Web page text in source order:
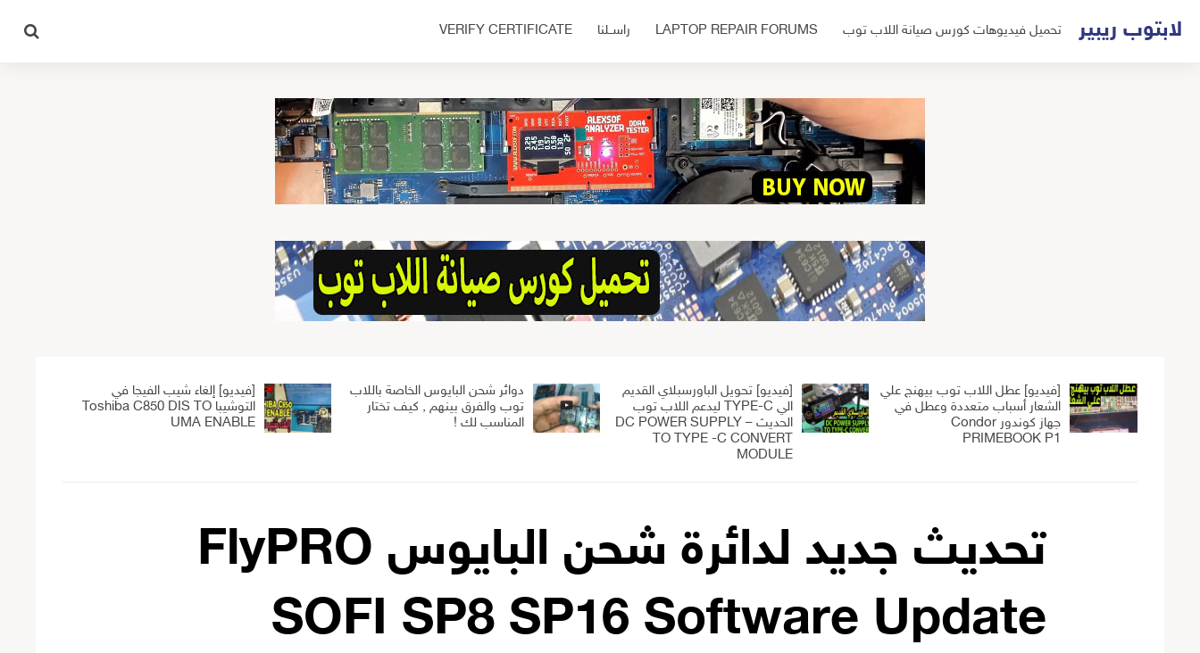
لابتوب ريبير تحميل فيديوهات كورس صيانة اللاب توب LAPTOP REPAIR FORUMS راســلنا VERIFY CERTIFICATE
[فيديو] عطل اللاب توب بيهنج علي
الشعار أسباب متعددة وعطل في
جهاز كوندور Condor
PRIMEBOOK P1
[فيديو] تحويل الباورسبلاي القديم
الي TYPE-C ليدعم اللاب توب
الحديث – DC POWER SUPPLY
TO TYPE -C CONVERT
MODULE
دوائر شحن البايوس الخاصة باللاب
توب والفرق بينهم , كيف تختار
المناسب لك !
[فيديو] إلغاء شيب الفيجا في
التوشيبا Toshiba C850 DIS TO
UMA ENABLE
تحديث جديد لدائرة شحن البايوس FlyPRO
SOFI SP8 SP16 Software Update